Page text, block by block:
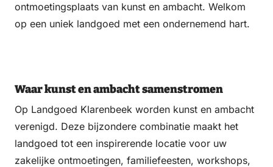
ontmoetingsplaats van kunst en ambacht. Welkom
op een uniek landgoed met een ondernemend hart.
Waar kunst en ambacht samenstromen
Op Landgoed Klarenbeek worden kunst en ambacht
verenigd. Deze bijzondere combinatie maakt het
landgoed tot een inspirerende locatie voor uw
zakelijke ontmoetingen, familiefeesten, workshops,